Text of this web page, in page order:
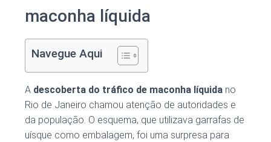
maconha líquida
Navegue Aqui
A descoberta do tráfico de maconha líquida no
Rio de Janeiro chamou atenção de autoridades e
da população. O esquema, que utilizava garrafas de
uísque como embalagem, foi uma surpresa para